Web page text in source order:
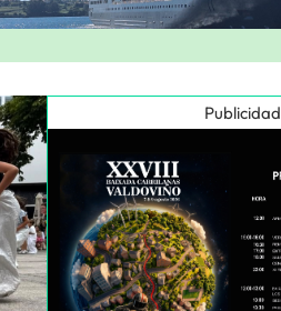
Publicidad